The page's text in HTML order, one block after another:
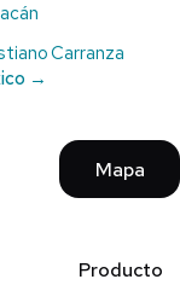
Carranza
→
Mapa
Producto